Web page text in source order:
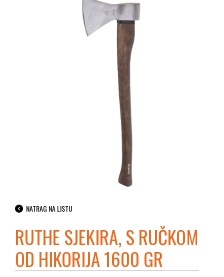
NATRAG NA LISTU
RUTHE SJEKIRA, S RUČKOM
OD HIKORIJA 1600 GR